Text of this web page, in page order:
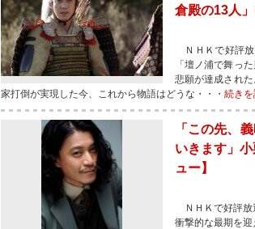
倉殿の13人」
ＮＨＫで好評放
「壇ノ浦で舞っ
悲願が達成され
家打倒が実現した今、これから物語はどうな・・・ 続き
「この先、
いきます」
ュー】
ＮＨＫで好評放
衝撃的な最期を